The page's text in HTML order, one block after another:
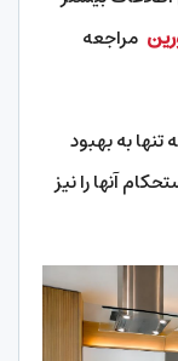
مراجعه
به بهبود
آنها را نیز